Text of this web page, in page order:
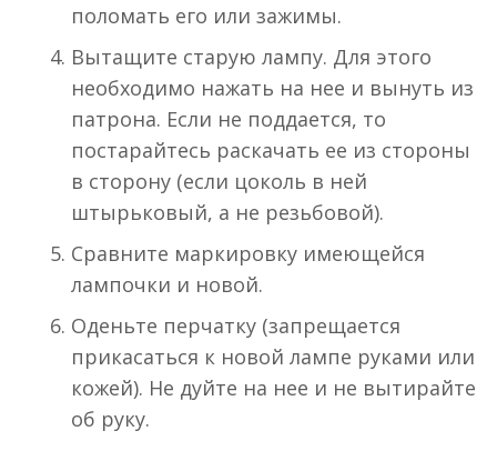
поломать его или зажимы.
Вытащите старую лампу. Для этого
необходимо нажать на нее и вынуть из
патрона. Если не поддается, то
постарайтесь раскачать ее из стороны
в сторону (если цоколь в ней
штырьковый, а не резьбовой).
Сравните маркировку имеющейся
лампочки и новой.
Оденьте перчатку (запрещается
прикасаться к новой лампе руками или
кожей). Не дуйте на нее и не вытирайте
об руку.